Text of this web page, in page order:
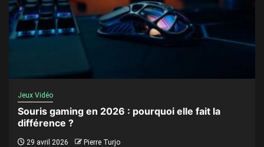
Jeux Vidéo
Souris gaming en 2026 : pourquoi elle fait la
différence ?
29 avril 2026 Pierre Turjo